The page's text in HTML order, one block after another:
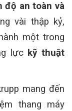
độ an toàn và
vài thập kỷ,
một trong
lực kỹ thuật
mang đến
thang máy